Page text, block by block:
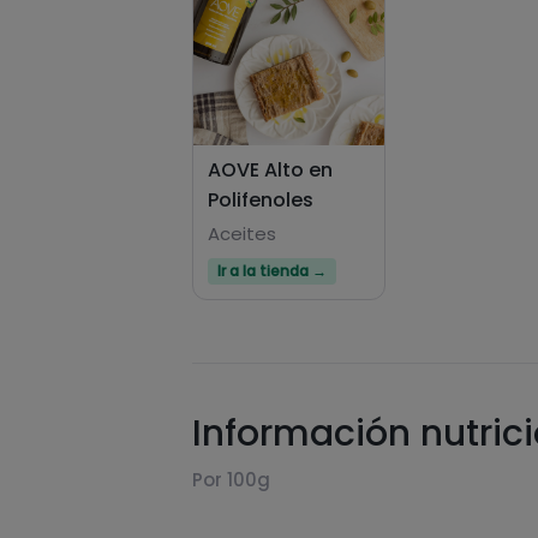
AOVE Alto en
Polifenoles
Aceites
Ir a la tienda →
Información
Por 100g